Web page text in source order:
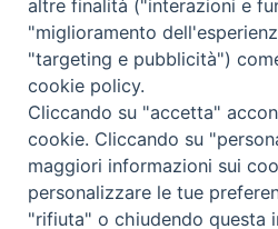
Abbonamento Annuale
Abbonamento Singola Copia
Redazione: Pavia, Piazza
altre finalità ("interazioni e
"miglioramento
"targeting e pubblicità")
cookie policy.
Cliccando su "accetta"
cookie. Cliccando su
maggiori informazioni sui
personalizzare le tue
"rifiuta" o chiudendo questa